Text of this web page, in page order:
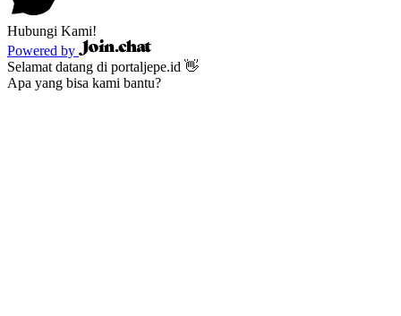
Hubungi Kami!
Powered by
Selamat datang di portaljepe.id 👋
Apa yang bisa kami bantu?